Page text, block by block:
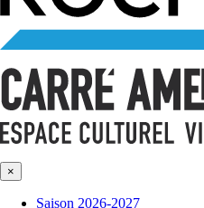
×
Saison 2026-2027